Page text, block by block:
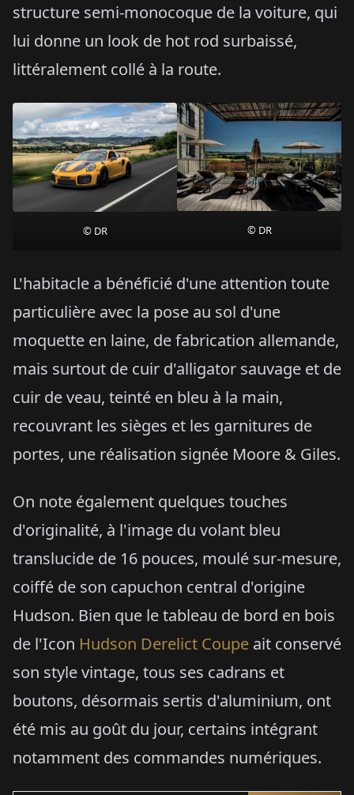
structure semi-monocoque de la voiture, qui
lui donne un look de hot rod surbaissé,
littéralement collé à la route.
© DR © DR
L'habitacle a bénéficié d'une attention toute
particulière avec la pose au sol d'une
moquette en laine, de fabrication allemande,
mais surtout de cuir d'alligator sauvage et de
cuir de veau, teinté en bleu à la main,
recouvrant les sièges et les garnitures de
portes, une réalisation signée Moore & Giles.
On note également quelques touches
d'originalité, à l'image du volant bleu
translucide de 16 pouces, moulé sur-mesure,
coiffé de son capuchon central d'origine
Hudson. Bien que le tableau de bord en bois
de l'Icon Hudson Derelict Coupe ait conservé
son style vintage, tous ses cadrans et
boutons, désormais sertis d'aluminium, ont
été mis au goût du jour, certains intégrant
notamment des commandes numériques.